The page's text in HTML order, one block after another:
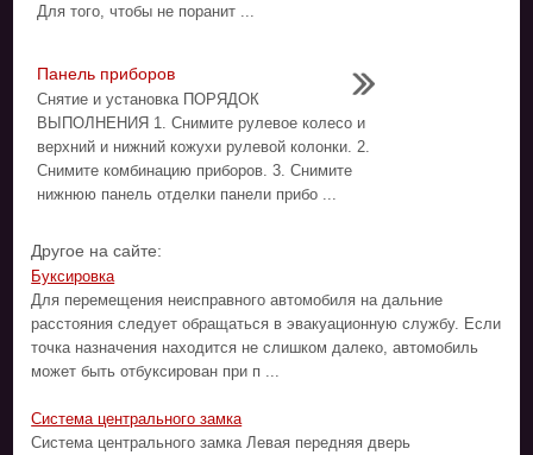
Для того, чтобы не поранит ...
Панель приборов
Снятие и установка ПОРЯДОК
ВЫПОЛНЕНИЯ 1. Снимите рулевое колесо и
верхний и нижний кожухи рулевой колонки. 2.
Снимите комбинацию приборов. 3. Снимите
нижнюю панель отделки панели прибо ...
Другое на сайте:
Буксировка
Для перемещения неисправного автомобиля на дальние
расстояния следует обращаться в эвакуационную службу. Если
точка назначения находится не слишком далеко, автомобиль
может быть отбуксирован при п ...
Система центрального замка
Система центрального замка Левая передняя дверь